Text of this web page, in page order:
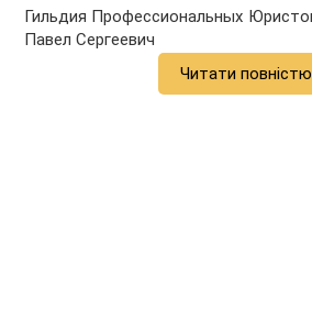
Гильдия Профессиональных
Павел Сергеевич
Читати повністю